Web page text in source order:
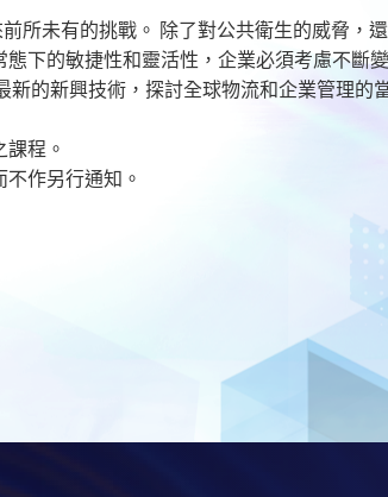
所未有的挑戰。 除了對公共衛生的威脅，
下的敏捷性和靈活性，企業必須考慮不斷
新的新興技術，探討全球物流和企業管理的
程。
作另行通知。​